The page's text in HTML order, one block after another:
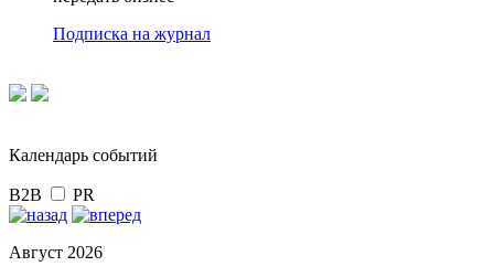
Подписка на журнал
Календарь событий
B2B PR
Август 2026